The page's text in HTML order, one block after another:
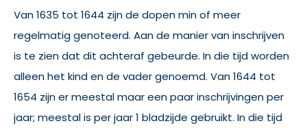
Van 1635 tot 1644 zijn de dopen min of meer
regelmatig genoteerd. Aan de manier van inschrijven
is te zien dat dit achteraf gebeurde. In die tijd worden
alleen het kind en de vader genoemd. Van 1644 tot
1654 zijn er meestal maar een paar inschrijvingen per
jaar; meestal is per jaar 1 bladzijde gebruikt. In die tijd